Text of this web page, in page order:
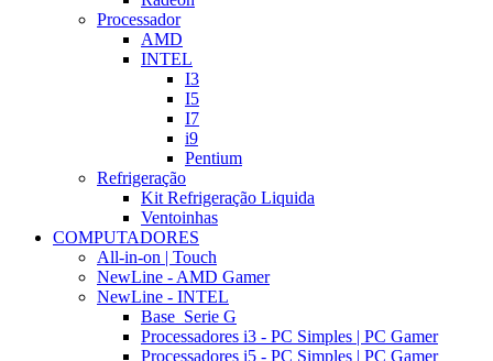
Processador
AMD
INTEL
I3
I5
I7
i9
Pentium
Refrigeração
Kit Refrigeração Liquida
Ventoinhas
COMPUTADORES
All-in-on | Touch
NewLine - AMD Gamer
NewLine - INTEL
Base_Serie G
Processadores i3 - PC Simples | PC Gamer
Processadores i5 - PC Simples | PC Gamer